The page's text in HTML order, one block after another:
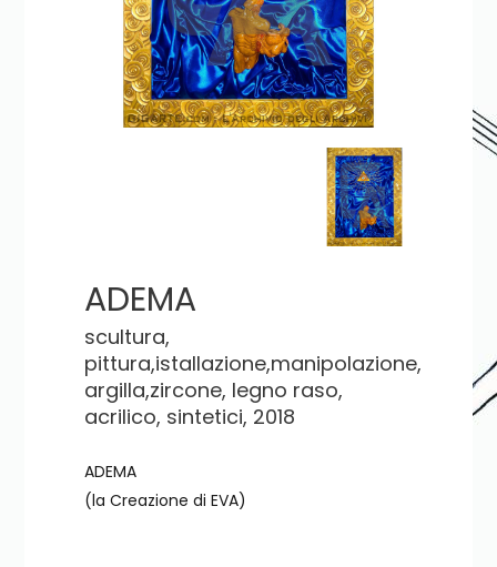
ADEMA
scultura,
pittura,istallazione,manipolazione,
argilla,zircone, legno raso,
acrilico, sintetici, 2018
ADEMA
(la Creazione di EVA)